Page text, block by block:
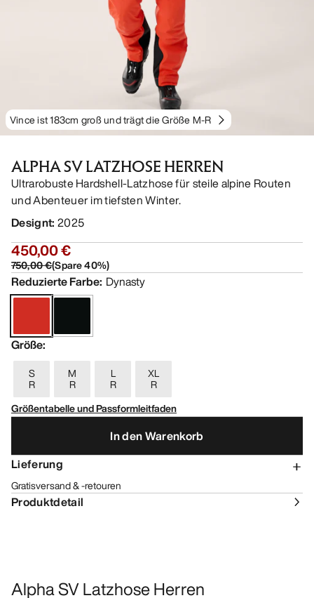
Vince ist 183cm groß und trägt die Größe M-R
ALPHA SV LATZHOSE HERREN
Ultrarobuste Hardshell-Latzhose für steile alpine Routen
und Abenteuer im tiefsten Winter.
Designt: 2025
450,00 €
750,00 €(Spare40%)
Reduzierte Farbe: Dynasty
Größe:
S
R
M
R
L
R
XL
R
Größentabelle und Passformleitfaden
In den Warenkorb
Lieferung
Gratisversand & -retouren
Produktdetail
Alpha SV Latzhose Herren